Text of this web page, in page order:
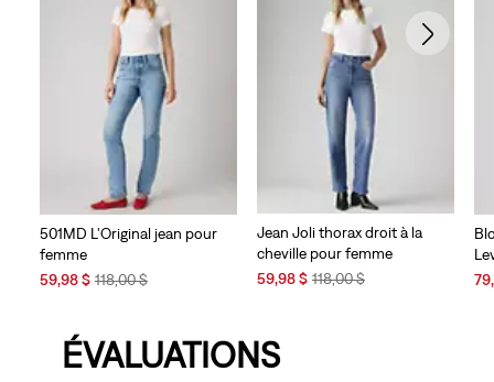
501MD L'Original jean pour
femme
Sale
59,98 $Original
118,00 $
Jean Joli thorax droit à la
cheville pour femme
Sale
59,98 $ Original
118,00 $
ÉVALUATIONS